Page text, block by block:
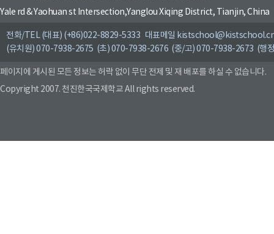
Yale rd & Yaohuan st Intersection,Yanglou Xiqing District, Tianjin, China
전화/TEL (대표) (+86)022-8829-5333 대표메일
(유치원) 070-7938-2675 (초) 070-7938-2676 (중/고) 070-7938-2673 (행
페이지에 게시된 모든 정보는 허락 없이 무단 전제 및 재 배포를 하실 수 없습니다.
Copyright 2007. 천진한국국제학교 All rights reserved.